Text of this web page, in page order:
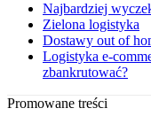
Najbardziej
Zielona logistyka
Dostawy out of
Logistyka e-
zbankrutować?
Promowane treści